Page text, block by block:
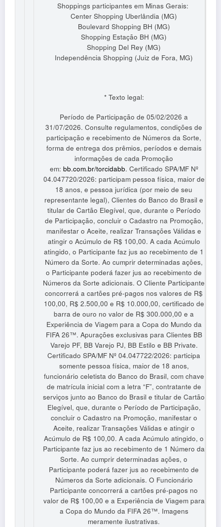
Shoppings participantes em Minas Gerais:
Center Shopping Uberlândia (MG)
Boulevard Shopping BH (MG)
Shopping Estação BH (MG)
Shopping Del Rey (MG)
Independência Shopping (Juiz de Fora, MG)
* Texto legal:
Período de Participação de 05/02/2026 a
31/07/2026. Consulte regulamentos, condições de
participação e recebimento de Números da Sorte,
forma de entrega dos prêmios, períodos e demais
informações de cada Promoção
em: bb.com.br/torcidabb. Certificado SPA/MF Nº
04.047720/2026: participam pessoa física, maior de
18 anos, e pessoa jurídica (por meio de seu
representante legal), Clientes do Banco do Brasil e
titular de Cartão Elegível, que, durante o Período
de Participação, concluir o Cadastro na Promoção,
manifestar o Aceite, realizar Transações Válidas e
atingir o Acúmulo de R$ 100,00. A cada Acúmulo
atingido, o Participante faz jus ao recebimento de 1
Número da Sorte. Ao cumprir determinadas ações,
o Participante poderá fazer jus ao recebimento de
Números da Sorte adicionais. O Cliente Participante
concorrerá a cartões pré-pagos nos valores de R$
100,00, R$ 2.500,00 e R$ 10.000,00, certificado de
barra de ouro no valor de R$ 300.000,00 e a
Experiência de Viagem para a Copa do Mundo da
FIFA 26™. Apurações exclusivas para Clientes BB
Varejo PF, BB Varejo PJ, BB Estilo e BB Private.
Certificado SPA/MF Nº 04.047722/2026: participa
somente pessoa física, maior de 18 anos,
funcionário celetista do Banco do Brasil, com chave
de matrícula inicial com a letra “F”, contratante de
serviços junto ao Banco do Brasil e titular de Cartão
Elegível, que, durante o Período de Participação,
concluir o Cadastro na Promoção, manifestar o
Aceite, realizar Transações Válidas e atingir o
Acúmulo de R$ 100,00. A cada Acúmulo atingido, o
Participante faz jus ao recebimento de 1 Número da
Sorte. Ao cumprir determinadas ações, o
Participante poderá fazer jus ao recebimento de
Números da Sorte adicionais. O Funcionário
Participante concorrerá a cartões pré-pagos no
valor de R$ 100,00 e a Experiência de Viagem para
a Copa do Mundo da FIFA 26™. Imagens
meramente ilustrativas.